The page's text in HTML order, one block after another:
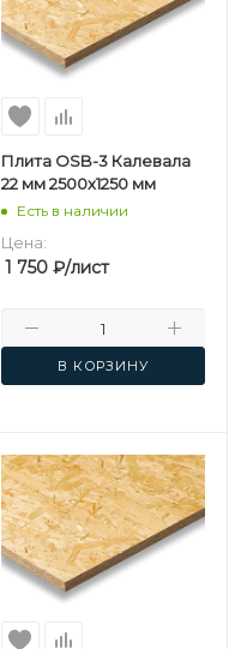
Плита OSB-3 Калевала
22 мм 2500х1250 мм
Есть в наличии
Цена:
1 750₽/лист
В КОРЗИНУ